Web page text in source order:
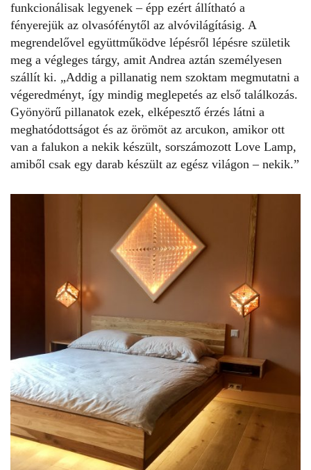
funkcionálisak legyenek – épp ezért állítható a
fényerejük az olvasófénytől az alvóvilágításig. A
megrendelővel együttműködve lépésről lépésre születik
meg a végleges tárgy, amit Andrea aztán személyesen
szállít ki. „Addig a pillanatig nem szoktam megmutatni a
végeredményt, így mindig meglepetés az első találkozás.
Gyönyörű pillanatok ezek, elképesztő érzés látni a
meghatódottságot és az örömöt az arcukon, amikor ott
van a falukon a nekik készült, sorszámozott Love Lamp,
amiből csak egy darab készült az egész világon – nekik.”